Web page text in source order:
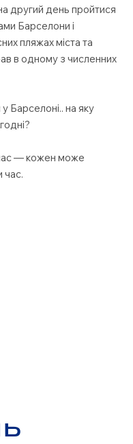
другий день пройтися
Барселони і
пляжах міста та
в одному з численних
Барселоні.. на яку
— кожен може
час.